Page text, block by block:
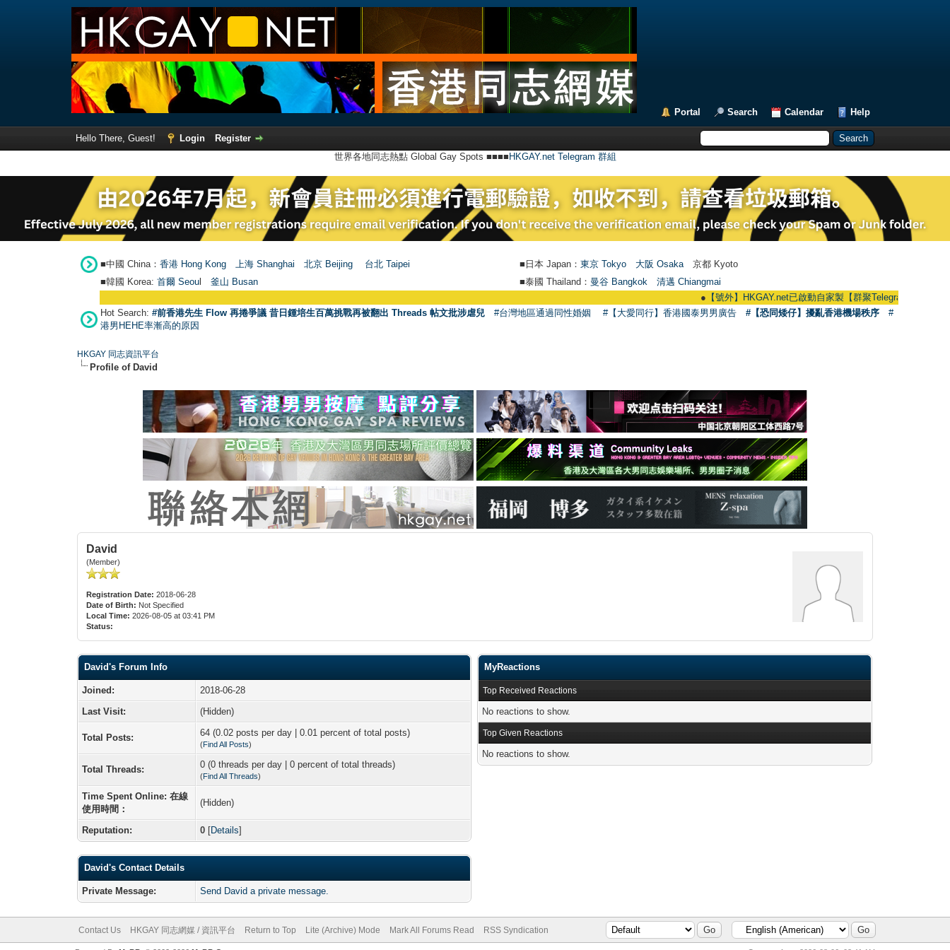
Portal Search Calendar Help
Hello There, Guest! Login
Register
世界各地同志熱點 Global Gay Spots ■■■■ HKGAY.net Telegram 群組
■中國 China： 香港 Hong Kong 上海 Shanghai 北京 Beijing 台北 Taipei ■日本 Japan： 東京 Tokyo 大阪 Osaka 京都 Kyoto
■韓國 Korea: 首爾 Seou 釜山 Busan ■泰國 Thailand： 曼谷 Bangkok
清邁 Chiangmai
【號外】HKGAY.net已啟動自家製【群聚Telegram群組】
Hot Search: #前香港先生 Flow 再捲爭議 昔日鍾培生百萬挑戰再被翻出 Threads 帖文批涉虐兒 #台灣地區通過同性婚姻 #【大愛同行】香港國泰男男廣告 #【恐同矮仔】擾亂香港機場秩序
#
港男HEHE率漸高的原因
HKGAY 同志資訊平台
Profile of David
David
(Member)
Registration Date: 2018-06-28
Date of Birth: Not Specified
Local Time: 2026-08-05 at 03:41 PM
Status:
David's Forum Info
Joined:
2018-06-28
Last Visit:
(Hidden)
Total Posts: 64 (0.02 posts per day | 0.01 percent of total posts)
(Find All Posts)
Total Threads: 0 (0 threads per day | 0 percent of total threads)
(Find All Threads)
Time Spent Online: 在線
使用時間：
(Hidden)
Reputation: 0 [Details]
David's Contact Details
Private Message: Send David a private message.
MyReactions
Top Received Reactions
No reactions to show.
Top Given Reactions
No reactions to show.
Contact Us HKGAY 同志網媒 / 資訊平台 Return to Top Lite (Archive) Mode Mark All Forums Read RSS Syndication